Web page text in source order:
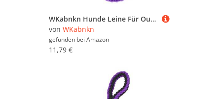
WKabnkn Hunde Leine Für Outdoor Walking Nopull Haustiertraining Leiter Praktisches Nylon Leine Einstellbares Traktionsseil Für Große Hunde Blei
von WKabnkn
gefunden bei Amazon
11,79 €